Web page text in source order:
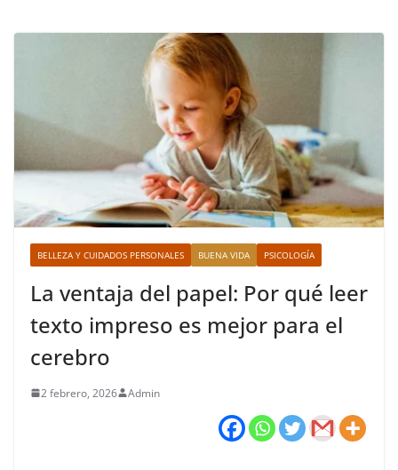
BELLEZA Y CUIDADOS PERSONALES BUENA VIDA PSICOLOGÍA
La ventaja del papel: Por qué leer
texto impreso es mejor para el
cerebro
2 febrero, 2026 Admin